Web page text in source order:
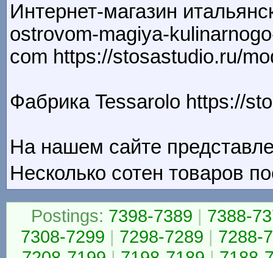
Интернет-магазин
ostrovom-magiya-
com https://stosastudio.ru/
Фабрика Tessarolo https://
На нашем сайте
Несколько сотен товаров
Postings: 7398-7389 | 7388-
7308-7299 | 7298-7289 | 7288-